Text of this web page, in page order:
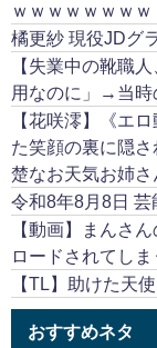
ｗｗｗｗｗｗｗｗ
橘更紗 現役JDグ
【失業中の靴職
用なのに」→当時
【花咲澪】《エ
た笑顔の裏に隠
楚なお天気お姉
令和8年8月8日
【動画】まんさ
ロードされてし
【TL】助けた天
おすすめネタ